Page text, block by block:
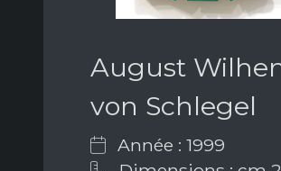
August
von Schlegel
Année : 1999